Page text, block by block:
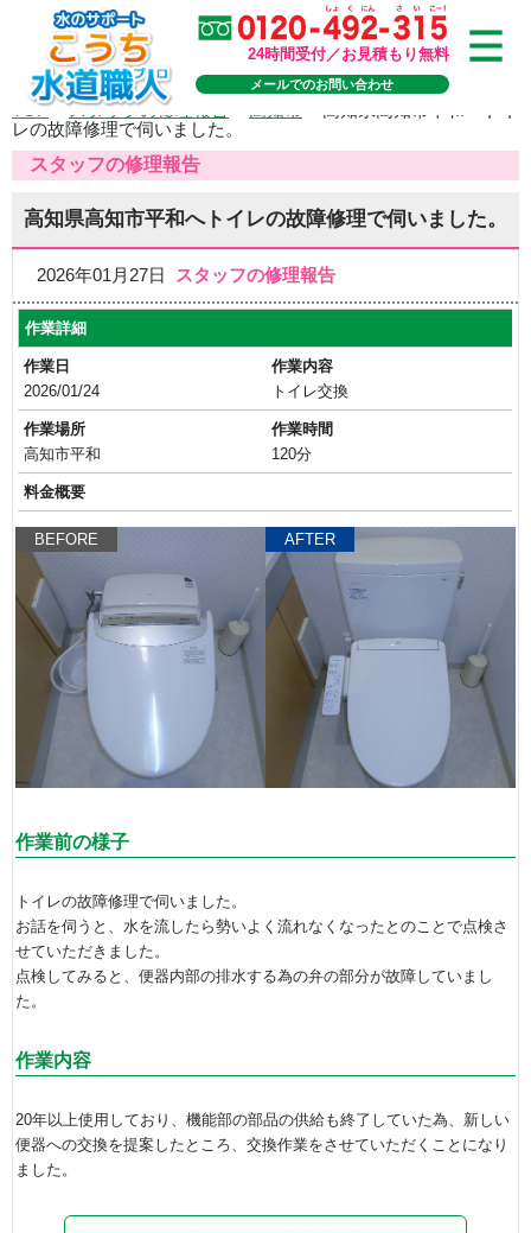
24時間受付／お見積もり無料
メールでのお問い合わせ
TOP>スタッフの修理報告
レの故障修理で伺いました。
スタッフの修理報告
高知県高知市平和へトイレの故障修理で伺いました。
2026年01月27日 スタッフの修理報告
作業詳細
作業日
2026/01/24
作業内容
トイレ交換
作業場所
高知市平和
作業時間
120分
料金概要
BEFORE AFTER
作業前の様子
トイレの故障修理で伺いました。
お話を伺うと、水を流したら勢いよく流れなくなったとのことで点検さ
せていただきました。
点検してみると、便器内部の排水する為の弁の部分が故障していまし
た。
作業内容
20年以上使用しており、機能部の部品の供給も終了していた為、新しい
便器への交換を提案したところ、交換作業をさせていただくことになり
ました。